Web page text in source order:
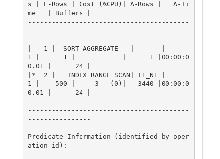
s | E-Rows | Cost (%CPU)| A-Rows |   A-Ti
me   | Buffers |
-----------------------------------------
-----------------------------------------
----------------
|   1 |  SORT AGGREGATE   |       |
1 |      1 |            |      1 |00:00:0
0.01 |      24 |
|*  2 |   INDEX RANGE SCAN| T1_N1 |
1 |    500 |     3   (0)|   3440 |00:00:0
0.01 |      24 |
-----------------------------------------
-----------------------------------------
----------------
Predicate Information (identified by oper
ation id):
-----------------------------------------